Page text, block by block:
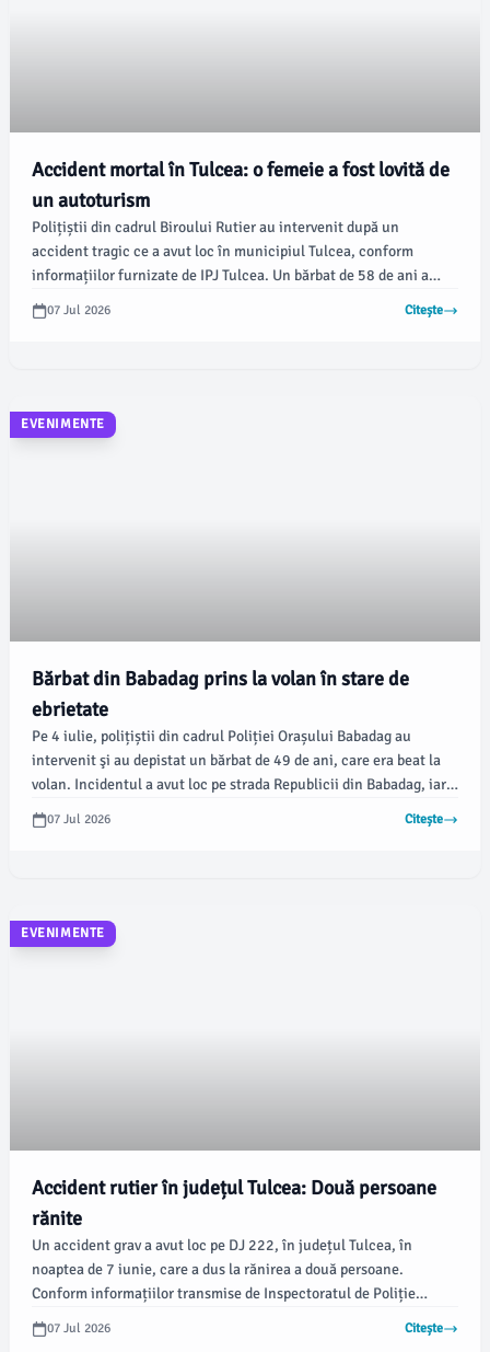
Accident mortal în Tulcea: o femeie a fost lovită de
un autoturism
Polițiștii din cadrul Biroului Rutier au intervenit după un
accident tragic ce a avut loc în municipiul Tulcea, conform
informațiilor furnizate de IPJ Tulcea. Un bărbat de 58 de ani a
pierdut controlul asupra vehiculului său, ceea ce a dus la decesul
unei femei de 44 de ani, care se odihnea pe o bancă.
07 Jul 2026 Citește
EVENIMENTE
Bărbat din Babadag prins la volan în stare de
ebrietate
Pe 4 iulie, polițiștii din cadrul Poliției Orașului Babadag au
intervenit şi au depistat un bărbat de 49 de ani, care era beat la
volan. Incidentul a avut loc pe strada Republicii din Babadag, iar
conducătorul auto a fost supus unui test cu etilotestul care a
confirmat abaterile legale, informează IPJ Tulcea.
07 Jul 2026 Citește
EVENIMENTE
Accident rutier în județul Tulcea: Două persoane
rănite
Un accident grav a avut loc pe DJ 222, în județul Tulcea, în
noaptea de 7 iunie, care a dus la rănirea a două persoane.
Conform informațiilor transmise de Inspectoratul de Poliție
Județean Tulcea, incidentul s-a petrecut în jurul orei 02:00, când
polițiștii au fost alertați cu privire la accidentul rutier.
07 Jul 2026 Citește